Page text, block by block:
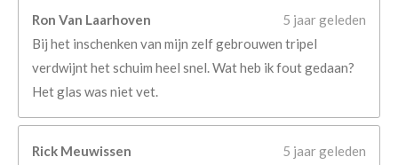
Ron Van Laarhoven
5 jaar geleden
Bij het inschenken van mijn zelf gebrouwen tripel
verdwijnt het schuim heel snel. Wat heb ik fout gedaan?
Het glas was niet vet.
Rick Meuwissen
5 jaar geleden